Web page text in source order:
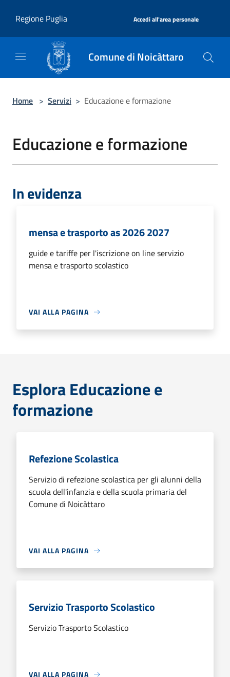
Regione Puglia
Accedi all'area personale
Comune di Noicàttaro
Home > Servizi > Educazione e formazione
Educazione e formazione
In evidenza
mensa e trasporto as 2026 2027
guide e tariffe per l'iscrizione on line servizio
mensa e trasporto scolastico
VAI ALLA PAGINA
Esplora Educazione e
formazione
Refezione Scolastica
Servizio di refezione scolastica per gli alunni della
scuola dell'infanzia e della scuola primaria del
Comune di Noicàttaro
VAI ALLA PAGINA
Servizio Trasporto Scolastico
Servizio Trasporto Scolastico
VAI ALLA PAGINA